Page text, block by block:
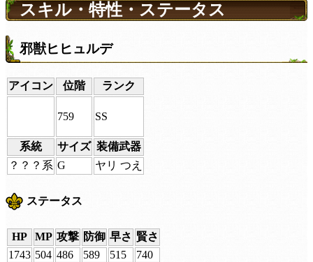
スキル・特性・ステータス
邪獣ヒヒュルデ
アイコン 位階 ランク
759 SS
系統 サイズ 装備武器
？？？系 G ヤリ つえ
ステータス
HP MP 攻撃 防御 早さ 賢さ
1743 504 486 589 515 740